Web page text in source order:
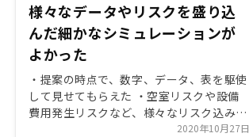
様々なデータやリスクを盛り込
んだ細かなシミュレーションが
よかった
・提案の時点で、数字、データ、表を駆使
して見せてもらえた ・空室リスクや設備
費用発生リスクなど、様々なリスク込みの
運用シミュレーションが細かく確認できた
2020年10月27日